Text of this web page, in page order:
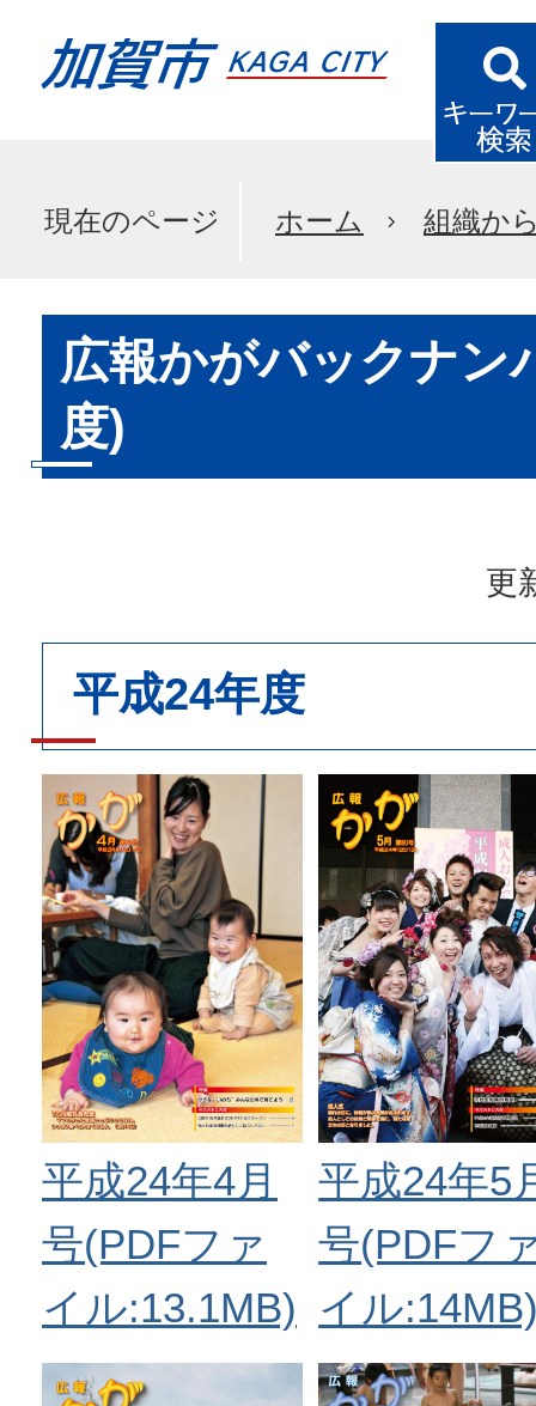
現在のページ ホーム 組織か
広報かがバックナン
度)
更
平成24年度
平成24年4月
号(PDFファ
イル:13.1MB)
平成24年5
号(PDFフ
イル